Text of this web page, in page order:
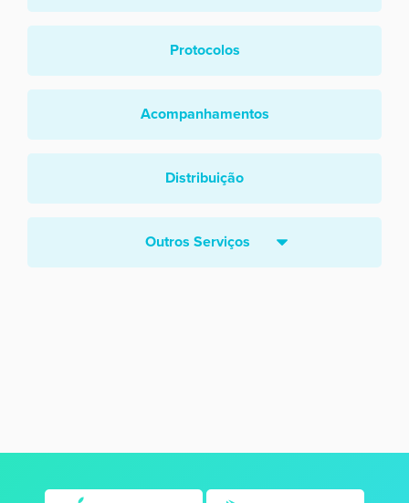
Protocolos
Acompanhamentos
Distribuição
Outros Serviços